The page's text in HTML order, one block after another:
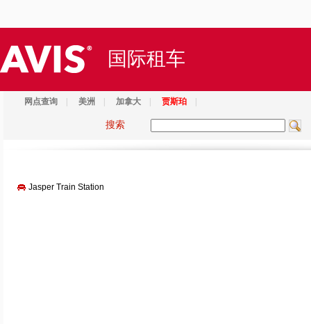
国际租车
网点查询 美洲 加拿大 贾斯珀
搜索
Jasper Train Station